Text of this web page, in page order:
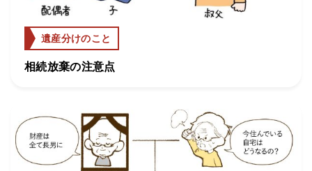
遺産分けのこと
相続放棄の注意点